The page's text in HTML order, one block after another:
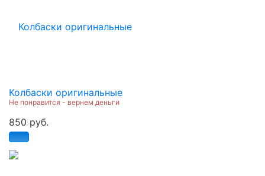
Колбаски оригинальные
Не понравится - вернем деньги
850 руб.